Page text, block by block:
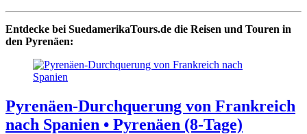
Entdecke bei SuedamerikaTours.de die Reisen und Touren in
den Pyrenäen:
Pyrenäen-Durchquerung von Frankreich
nach Spanien • Pyrenäen (8-Tage)